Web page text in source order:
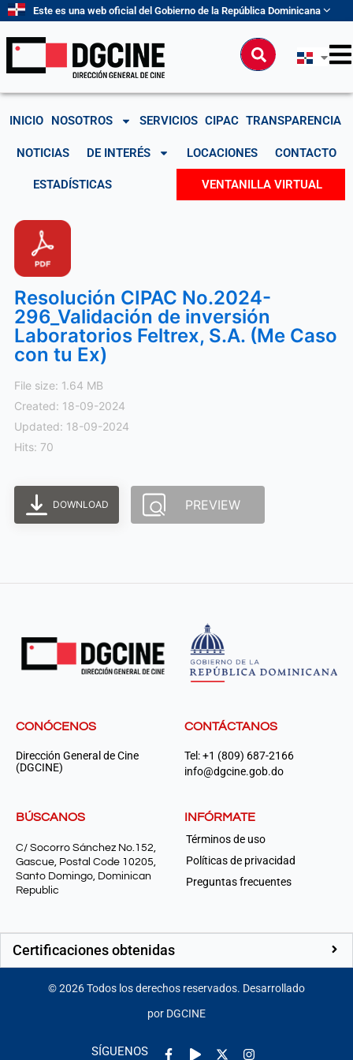
contenido
Este es una web oficial del Gobierno de la República Dominicana
Buscar
INICIO NOSOTROS SERVICIOS CIPAC TRANSPARENCIA
NOTICIAS DE INTERÉS LOCACIONES CONTACTO
ESTADÍSTICAS VENTANILLA VIRTUAL
Resolución CIPAC No.2024-
296_Validación de inversión
Laboratorios Feltrex, S.A. (Me Caso
con tu Ex)
File size: 1.64 MB
Created: 18-09-2024
Updated: 18-09-2024
Hits: 70
DOWNLOAD PREVIEW
CONÓCENOS
Dirección General de Cine
(DGCINE)
CONTÁCTANOS
Tel: +1 (809) 687-2166
info@dgcine.gob.do
BÚSCANOS
C/ Socorro Sánchez No.152,
Gascue, Postal Code 10205,
Santo Domingo, Dominican
Republic
INFÓRMATE
Términos de uso
Políticas de privacidad
Preguntas frecuentes
Certificaciones obtenidas
©2026Todos los derechos reservados. Desarrollado
por DGCINE
SÍGUENOS
Facebook-
Play Instagram